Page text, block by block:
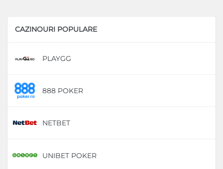
CAZINOURI POPULARE
PLAYGG
888 POKER
NETBET
UNIBET POKER